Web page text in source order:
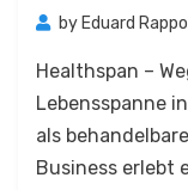
by Eduard
Healthspan –
Lebensspanne
als
Business erlebt